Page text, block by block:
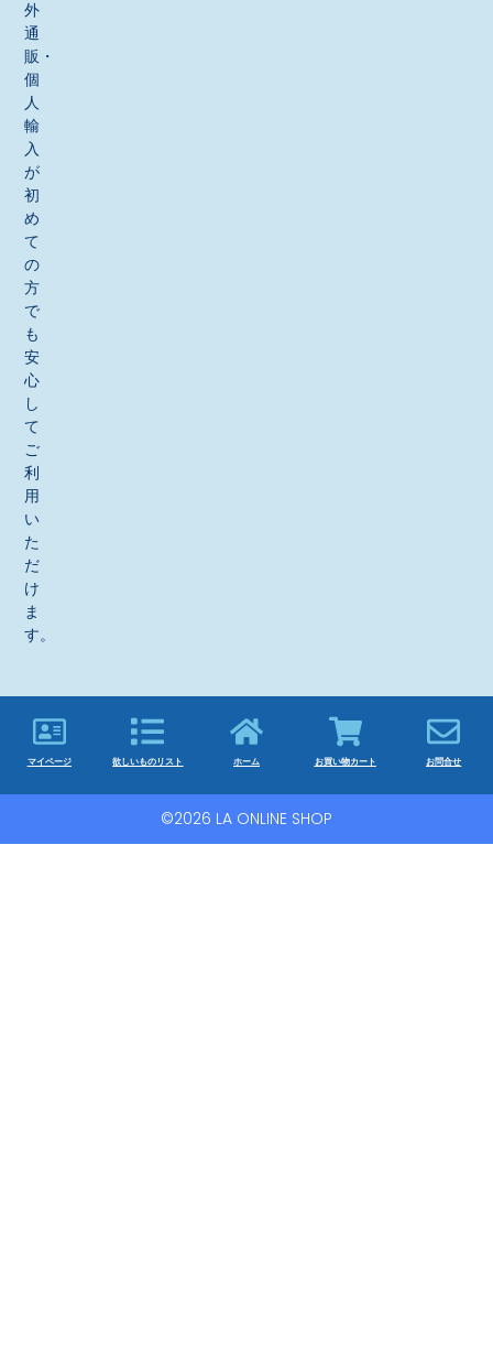
外
通
販・
個
人
輸
入
が
初
め
て
の
方
で
も
安
心
し
て
ご
利
用
い
た
だ
け
ま
す。
マイページ 欲しいものリスト ホーム お買い物カート お問合せ
©2026 LA ONLINE SHOP